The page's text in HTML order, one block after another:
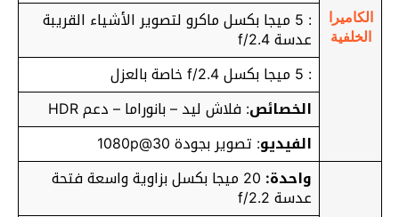
الكاميرا
الخلفية
: 5 ميجا بكسل ماكرو لتصوير الأشياء القريبة
عدسة f/2.4
: 5 ميجا بكسل f/2.4 خاصة بالعزل
الخصائص: فلاش ليد – بانوراما – دعم HDR
الفيديو: تصوير بجودة 1080p@30
واحدة: 20 ميجا بكسل بزاوية واسعة فتحة
عدسة f/2.2